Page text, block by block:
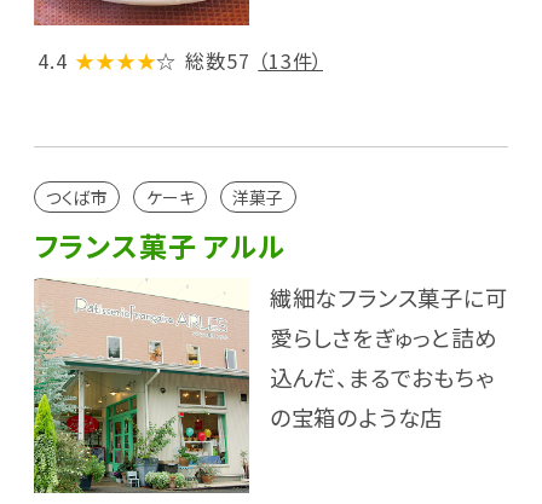
4.4 ★★★★☆ 総数57 （13件）
つくば市 ケーキ 洋菓子
フランス菓子 アルル
繊細なフランス菓子に可
愛らしさをぎゅっと詰め
込んだ、まるでおもちゃ
の宝箱のような店